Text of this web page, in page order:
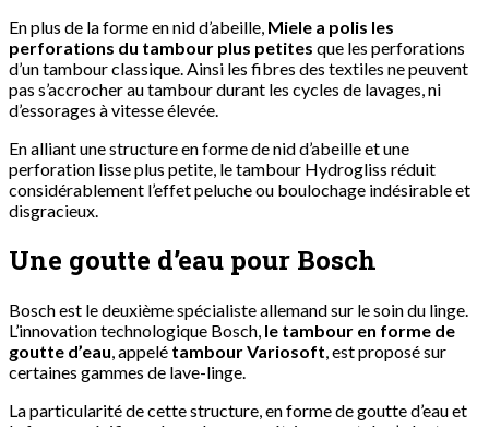
En plus de la forme en nid d’abeille, Miele a polis les
perforations du tambour plus petites que les perforations
d’un tambour classique. Ainsi les fibres des textiles ne peuvent
pas s’accrocher au tambour durant les cycles de lavages, ni
d’essorages à vitesse élevée.
En alliant une structure en forme de nid d’abeille et une
perforation lisse plus petite, le tambour Hydrogliss réduit
considérablement l’effet peluche ou boulochage indésirable et
disgracieux.
Une goutte d’eau pour Bosch
Bosch est le deuxième spécialiste allemand sur le soin du linge.
L’innovation technologique Bosch, le tambour en forme de
goutte d’eau , appelé tambour Variosoft , est proposé sur
certaines gammes de lave-linge.
La particularité de cette structure, en forme de goutte d’eau et